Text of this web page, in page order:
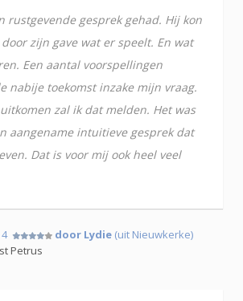
rustgevende gesprek gehad. Hij kon
zijn gave wat er speelt. En wat
Een aantal voorspellingen
nabije toekomst inzake mijn vraag.
zal ik dat melden. Het was
aangename intuitieve gesprek dat
Dat is voor mij ook heel veel
door Lydie (uit Nieuwkerke)
Petrus